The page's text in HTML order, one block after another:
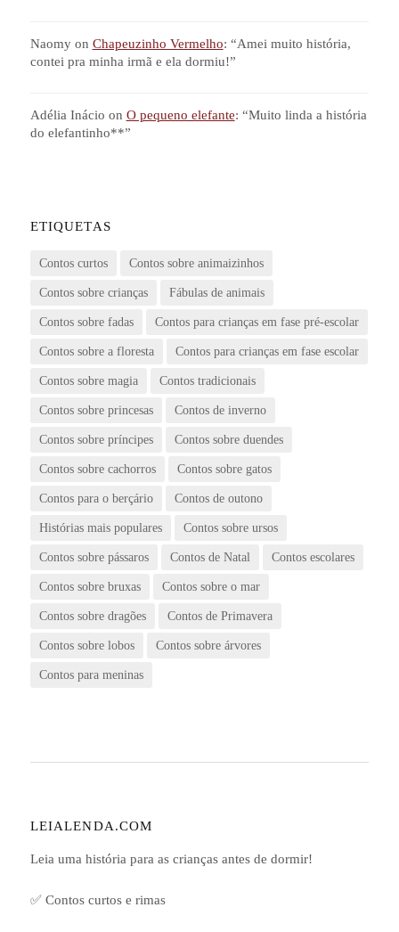
Naomyon Chapeuzinho Vermelho: “Amei muito história,
contei pra minha irmã e ela dormiu!”
Adélia Inácio on O pequeno elefante: “Muito linda a história
do elefantinho**”
ETIQUETAS
Contos curtos Contos sobre animaizinhos
Contos sobre crianças Fábulas de animais
Contos sobre fadas Contos para crianças em fase pré-escolar
Contos sobre a floresta Contos para crianças em fase escolar
Contos sobre magia Contos tradicionais
Contos sobre princesas Contos de inverno
Contos sobre príncipes Contos sobre duendes
Contos sobre cachorros Contos sobre gatos
Contos para o berçário Contos de outono
Histórias mais populares Contos sobre ursos
Contos sobre pássaros Contos de Natal Contos escolares
Contos sobre bruxas Contos sobre o mar
Contos sobre dragões Contos de Primavera
Contos sobre lobos Contos sobre árvores
Contos para meninas
LEIALENDA.COM
Leia uma história para as crianças antes de dormir!
✅ Contos curtos e rimas